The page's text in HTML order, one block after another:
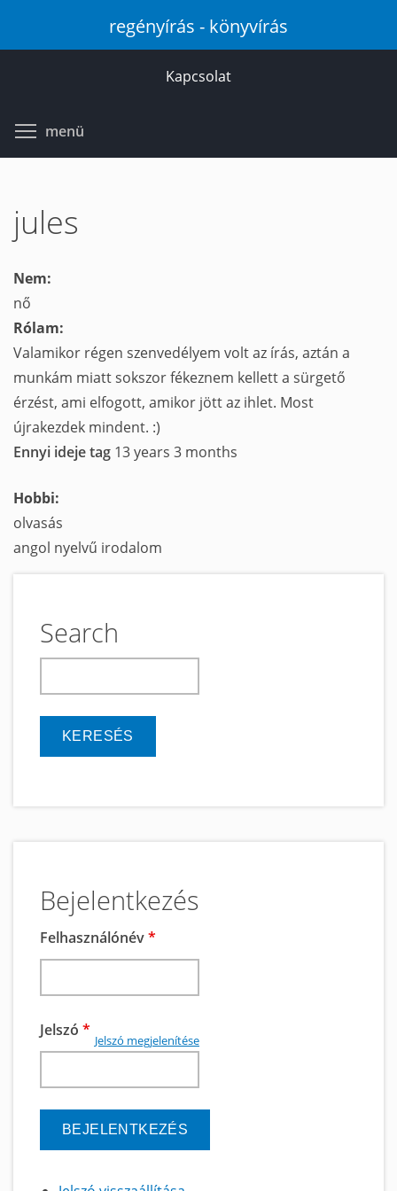
regényírás - könyvírás
Kapcsolat
menü
jules
Nem:
nő
Rólam:
Valamikor régen szenvedélyem volt az írás, aztán a
munkám miatt sokszor fékeznem kellett a sürgető
érzést, ami elfogott, amikor jött az ihlet. Most
újrakezdek mindent. :)
Ennyi ideje tag 13 years 3 months
Hobbi:
olvasás
angol nyelvű irodalom
Search
Bejelentkezés
Felhasználónév*
Jelszó *
Jelszó megjelenítése